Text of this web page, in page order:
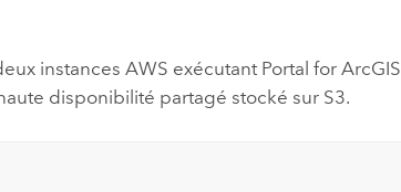
instancesAWS exécutant Portal for ArcGIS
disponibilité partagé stocké sur S3.